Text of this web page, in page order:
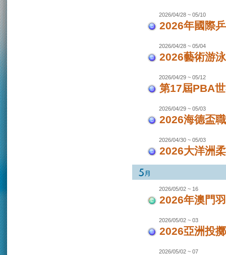
2026/04/28 ~ 05/10
2026年國際
2026/04/28 ~ 05/04
2026藝術游
2026/04/29 ~ 05/12
第17屆PBA
2026/04/29 ~ 05/03
2026海德盃
2026/04/30 ~ 05/03
2026大洋洲
2026/05/02 ~ 16
2026年澳門
2026/05/02 ~ 03
2026亞洲投
2026/05/02 ~ 07